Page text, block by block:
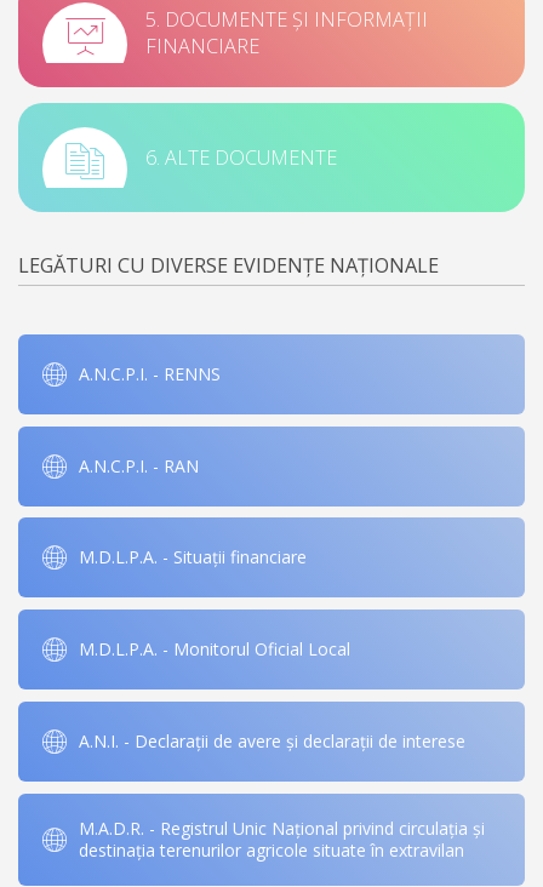
5. DOCUMENTE ȘI INFORMAȚII
FINANCIARE
6. ALTE DOCUMENTE
LEGĂTURI CU DIVERSE EVIDENȚE NAȚIONALE
A.N.C.P.I. - RENNS
A.N.C.P.I. - RAN
M.D.L.P.A. - Situații financiare
M.D.L.P.A. - Monitorul Oficial Local
A.N.I. - Declarații de avere și declarații de interese
M.A.D.R. - Registrul Unic Național privind circulația și
destinația terenurilor agricole situate în extravilan